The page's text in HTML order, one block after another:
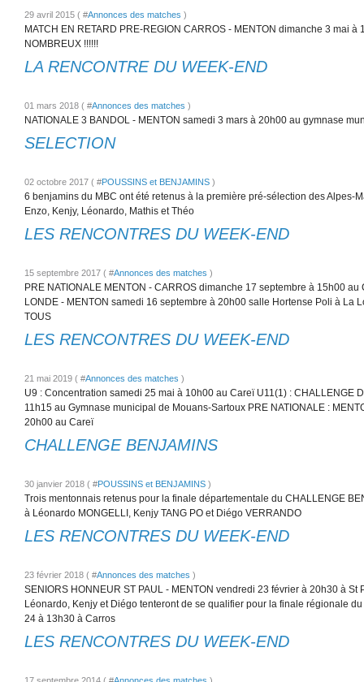
29 avril 2015 ( #Annonces des matches )
MATCH EN RETARD PRE-REGION CARROS - MENTON dimanche 3 mai à
NOMBREUX !!!!!!
LA RENCONTRE DU WEEK-END
01 mars 2018 ( #Annonces des matches )
NATIONALE 3 BANDOL - MENTON samedi 3 mars à 20h00 au gymnase
SELECTION
02 octobre 2017 ( #POUSSINS et BENJAMINS )
6 benjamins du MBC ont été retenus à la première pré-sélection des Alpes-
Enzo, Kenjy, Léonardo, Mathis et Théo
LES RENCONTRES DU WEEK-END
15 septembre 2017 ( #Annonces des matches )
PRE NATIONALE MENTON - CARROS dimanche 17 septembre à 15h00 au
LONDE - MENTON samedi 16 septembre à 20h00 salle Hortense Poli à La
TOUS
LES RENCONTRES DU WEEK-END
21 mai 2019 ( #Annonces des matches )
U9 : Concentration samedi 25 mai à 10h00 au Careï U11(1) : CHALLENGE
11h15 au Gymnase municipal de Mouans-Sartoux PRE NATIONALE :
20h00 au Careï
CHALLENGE BENJAMINS
30 janvier 2018 ( #POUSSINS et BENJAMINS )
Trois mentonnais retenus pour la finale départementale du CHALLENGE
à Léonardo MONGELLI, Kenjy TANG PO et Diégo VERRANDO
LES RENCONTRES DU WEEK-END
23 février 2018 ( #Annonces des matches )
SENIORS HONNEUR ST PAUL - MENTON vendredi 23 février à 20h30 à St
Léonardo, Kenjy et Diégo tenteront de se qualifier pour la finale régionale
24 à 13h30 à Carros
LES RENCONTRES DU WEEK-END